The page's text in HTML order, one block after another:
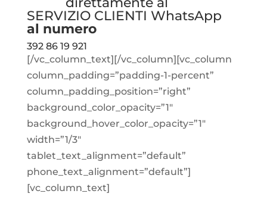
SERVIZIO CLIENTI WhatsApp
al numero
392 86 19 921
[/vc_column_text][/vc_column][vc_column
column_padding=”padding-1-percent”
column_padding_position=”right”
background_color_opacity=”1″
background_hover_color_opacity=”1″
width=”1/3″
tablet_text_alignment=”default”
phone_text_alignment=”default”]
[vc_column_text]